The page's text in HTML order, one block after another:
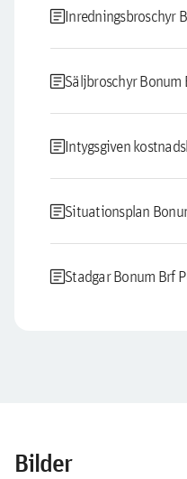
articleInredningsbroschyr
articleSäljbroschyr Bonum
articleIntygsgiven
articleSituationsplan
articleStadgar Bonum Brf
Bilder